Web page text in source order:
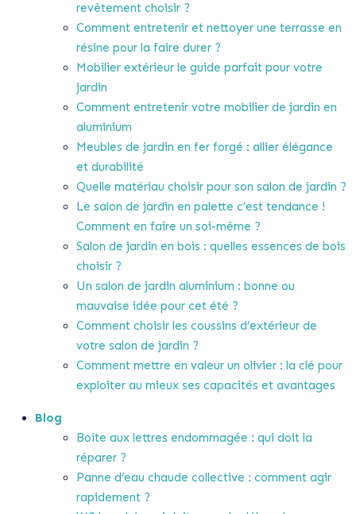
revêtement choisir ?
Comment entretenir et nettoyer une terrasse en
résine pour la faire durer ?
Mobilier extérieur le guide parfait pour votre
jardin
Comment entretenir votre mobilier de jardin en
aluminium
Meubles de jardin en fer forgé : allier élégance
et durabilité
Quelle matériau choisir pour son salon de jardin ?
Le salon de jardin en palette c’est tendance !
Comment en faire un soi-même ?
Salon de jardin en bois : quelles essences de bois
choisir ?
Un salon de jardin aluminium : bonne ou
mauvaise idée pour cet été ?
Comment choisir les coussins d’extérieur de
votre salon de jardin ?
Comment mettre en valeur un olivier : la clé pour
exploiter au mieux ses capacités et avantages
Blog
Boîte aux lettres endommagée : qui doit la
réparer ?
Panne d’eau chaude collective : comment agir
rapidement ?